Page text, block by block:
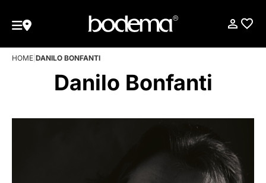
HOME DANILO BONFANTI
Danilo Bonfanti